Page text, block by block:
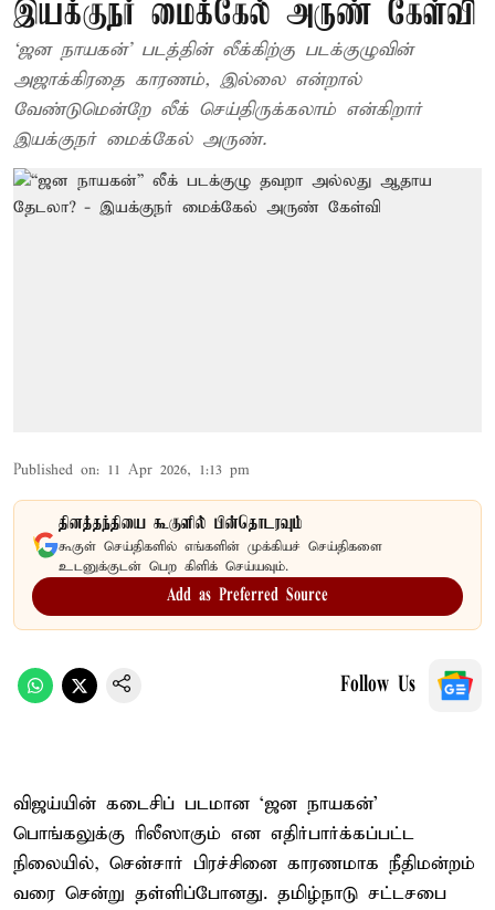
இயக்குநர் மைக்கேல் அருண் கேள்வி
‘ஜன நாயகன்’ படத்தின் லீக்கிற்கு படக்குழுவின்
அஜாக்கிரதை காரணம், இல்லை என்றால்
வேண்டுமென்றே லீக் செய்திருக்கலாம் என்கிறார்
இயக்குநர் மைக்கேல் அருண்.
Published on: 11 Apr 2026, 1:13 pm
தினத்தந்தியை கூகுளில் பின்தொடரவும்
கூகுள் செய்திகளில் எங்களின் முக்கியச் செய்திகளை
உடனுக்குடன் பெற கிளிக் செய்யவும்.
Add as Preferred Source
Follow Us
விஜய்யின் கடைசிப் படமான ‘ஜன நாயகன்’
பொங்கலுக்கு ரிலீஸாகும் என எதிர்பார்க்கப்பட்ட
நிலையில், சென்சார் பிரச்சினை காரணமாக நீதிமன்றம்
வரை சென்று தள்ளிப்போனது. தமிழ்நாடு சட்டசபை